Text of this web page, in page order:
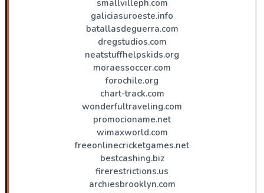
smallvilleph.com
galiciasuroeste.info
batallasdeguerra.com
dregstudios.com
neatstuffhelpskids.org
moraessoccer.com
forochile.org
chart-track.com
wonderfultraveling.com
promocioname.net
wimaxworld.com
freeonlinecricketgames.net
bestcashing.biz
firerestrictions.us
archiesbrooklyn.com